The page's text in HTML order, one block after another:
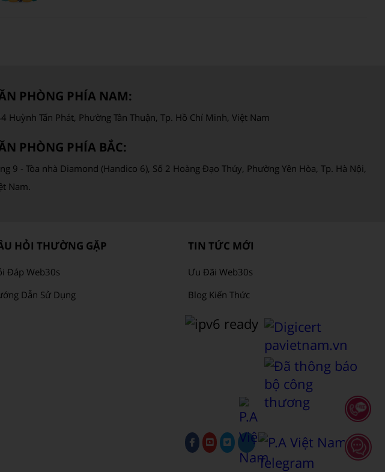
PHÒNG PHÍA NAM:
Huỳnh Tấn Phát, Phường Tân Thuận, Tp. Hồ Chí Minh, Việt Nam
PHÒNG PHÍA BẮC:
9 - Tòa nhà Diamond (Handico 6), Số 2 Hoàng Đạo Thúy, Phường Yên Hòa, Tp. Hà Nội,
Nam.
HỎI THƯỜNG GẶP
Đáp Web30s
Dẫn Sử Dụng
TIN TỨC MỚI
Ưu Đãi Web30s
Blog Kiến Thức